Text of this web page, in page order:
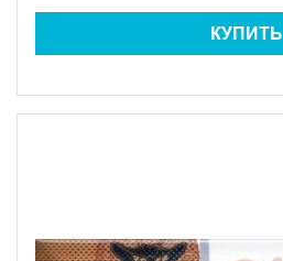
КУПИТЬ